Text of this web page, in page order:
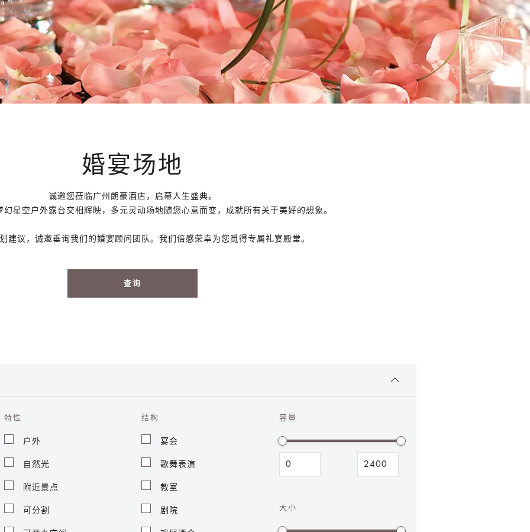
婚宴场地
诚邀您莅临广州朗豪酒店，启幕人生盛典。
幻星空户外露台交相辉映，多元灵动场地随您心意而变，成就所有关于美好的想象。
建议，诚邀垂询我们的婚宴顾问团队。我们倍感荣幸为您觅得专属礼宴殿堂。
查询
特性
户外
自然光
附近景点
可分割
结构
宴会
歌舞表演
教室
剧院
容量
大小